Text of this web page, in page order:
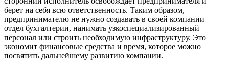
берет на себя всю ответственность. Таким образом,
предпринимателю не нужно создавать в своей компании
отдел бухгалтерии, нанимать узкоспециализированный
персонал или строить необходимую инфраструктуру. Это
экономит финансовые средства и время, которое можно
посвятить дальнейшему развитию компании.